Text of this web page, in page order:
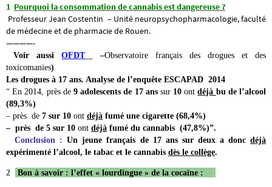
1 Pourquoi la consommation de cannabis est dangereuse ?
Professeur Jean Costentin – Unité neuropsychopharmacologie, faculté
de médecine et de pharmacie de Rouen.
————-
Voir aussiOFDT –Observatoire français des drogues et des
toxicomanies)
Les drogues à 17 ans. Analyse de l’enquête ESCAPAD 2014
“ En 2014, près de 9 adolescents de 17 anssur 10 ontdéjà bu de l’alcool
(89,3%)
– près de 7 sur 10 ont déjà fumé une cigarette (68,4%)
– près de 5 sur 10 ont déjà fumé du cannabis (47,8%)”.
Conclusion : Un jeune français de 17 ans sur deux a doncdéjà
expérimenté l’alcool, le tabac et le cannabis dès le collège.
2 Bon à savoir : l’effet « lourdingue » de la cocaïne :